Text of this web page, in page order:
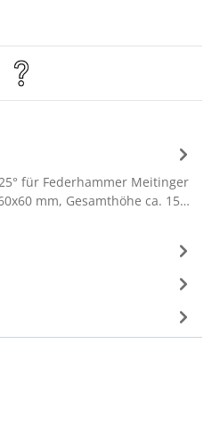
für Federhammer Meitinger
mm, Gesamthöhe ca. 15…